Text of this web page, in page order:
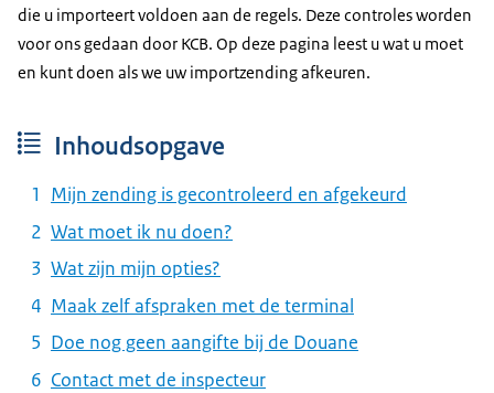
die u importeert voldoen aan de regels. Deze controles worden
voor ons gedaan door KCB. Op deze pagina leest u wat u moet
en kunt doen als we uw importzending afkeuren.
Inhoudsopgave
Mijn zending is gecontroleerd en afgekeurd
Wat moet ik nu doen?
Wat zijn mijn opties?
Maak zelf afspraken met de terminal
Doe nog geen aangifte bij de Douane
Contact met de inspecteur